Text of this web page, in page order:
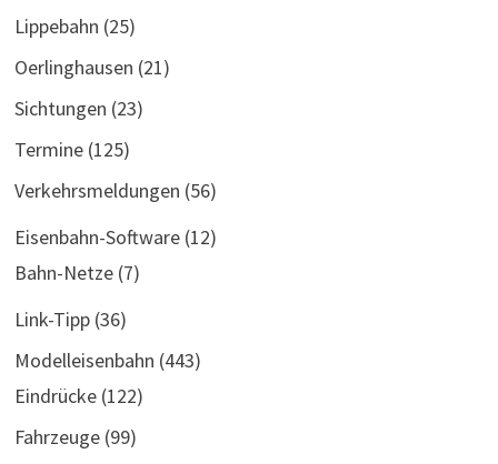
Lippebahn (25)
Oerlinghausen (21)
Sichtungen (23)
Termine(125)
Verkehrsmeldungen (56)
Eisenbahn-Software(12)
Bahn-Netze(7)
Link-Tipp(36)
Modelleisenbahn (443)
Eindrücke(122)
Fahrzeuge(99)